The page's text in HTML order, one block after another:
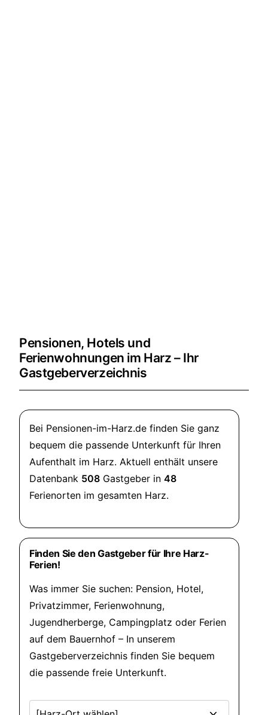
Pensionen, Hotels und
Ferienwohnungen im Harz – Ihr
Gastgeberverzeichnis
Bei Pensionen-im-Harz.de finden Sie ganz
bequem die passende Unterkunft für Ihren
Aufenthalt im Harz. Aktuell enthält unsere
Datenbank 508 Gastgeber in 48
Ferienorten im gesamten Harz.
Finden Sie den Gastgeber für Ihre Harz-
Ferien!
Was immer Sie suchen: Pension, Hotel,
Privatzimmer, Ferienwohnung,
Jugendherberge, Campingplatz oder Ferien
auf dem Bauernhof – In unserem
Gastgeberverzeichnis finden Sie bequem
die passende freie Unterkunft.